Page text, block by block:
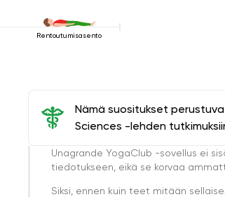
Rentoutumisasento
Nämä suositukset
Sciences -lehden
Unagrande YogaClub -sovellus ei
tiedotukseen, eikä se korvaa
Siksi, ennen kuin teet mitään